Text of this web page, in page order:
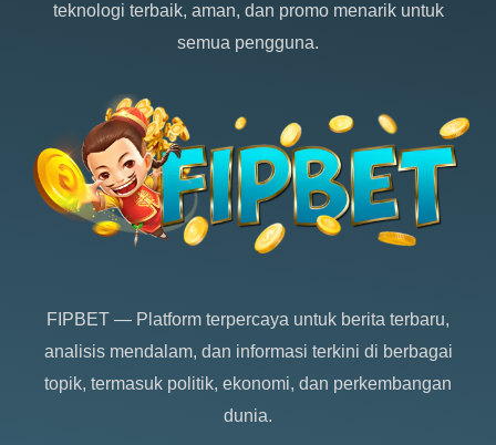
teknologi terbaik, aman, dan promo menarik untuk
semua pengguna.
FIPBET — Platform terpercaya untuk berita terbaru,
analisis mendalam, dan informasi terkini di berbagai
topik, termasuk politik, ekonomi, dan perkembangan
dunia.